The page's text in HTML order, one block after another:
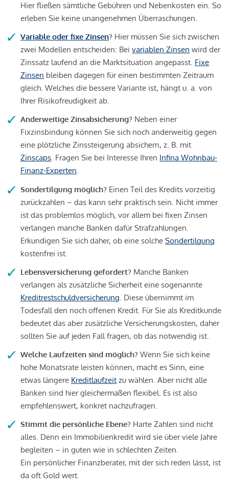
Hier fließen sämtliche Gebühren und Nebenkosten ein. So
erleben Sie keine unangenehmen Überraschungen.
Variable oder fixe Zinsen? Hier müssen Sie sich zwischen
zwei Modellen entscheiden: Bei variablen Zinsen wird der
Zinssatz laufend an die Marktsituation angepasst. Fixe
Zinsen bleiben dagegen für einen bestimmten Zeitraum
gleich. Welches die bessere Variante ist, hängt u. a. von
Ihrer Risikofreudigkeit ab.
Anderweitige Zinsabsicherung? Neben einer
Fixzinsbindung können Sie sich noch anderweitig gegen
eine plötzliche Zinssteigerung absichern, z. B. mit
Zinscaps. Fragen Sie bei Interesse Ihren Infina Wohnbau-
Finanz-Experten.
Sondertilgung möglich? Einen Teil des Kredits vorzeitig
zurückzahlen – das kann sehr praktisch sein. Nicht immer
ist das problemlos möglich, vor allem bei fixen Zinsen
verlangen manche Banken dafür Strafzahlungen.
Erkundigen Sie sich daher, ob eine solche Sondertilgung
kostenfrei ist.
Lebensversicherung gefordert? Manche Banken
verlangen als zusätzliche Sicherheit eine sogenannte
Kreditrestschuldversicherung. Diese übernimmt im
Todesfall den noch offenen Kredit. Für Sie als Kreditkunde
bedeutet das aber zusätzliche Versicherungskosten, daher
sollten Sie auf jeden Fall fragen, ob das notwendig ist.
Welche Laufzeiten sind möglich? Wenn Sie sich keine
hohe Monatsrate leisten können, macht es Sinn, eine
etwas längere Kreditlaufzeit zu wählen. Aber nicht alle
Banken sind hier gleichermaßen flexibel. Es ist also
empfehlenswert, konkret nachzufragen.
Stimmt die persönliche Ebene? Harte Zahlen sind nicht
alles. Denn ein Immobilienkredit wird sie über viele Jahre
begleiten – in guten wie in schlechten Zeiten.
Ein persönlicher Finanzberater, mit der sich reden lässt, ist
da oft Gold wert.